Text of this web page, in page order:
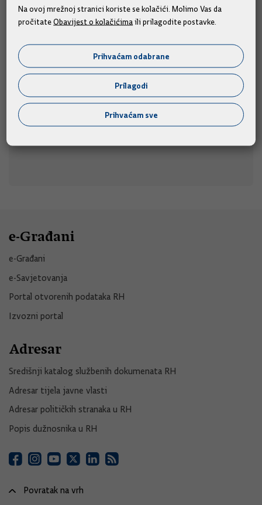
Predsjednik i članovi Vlade na obilježavanju
obljetnice "Oluje"
Predsjednik Vlade Andrej Plenković i članovi Vlade
sudjelovat će na obilježavanju Dana pobjede i
domovinske zahvalnosti, Dana hrvatskih branitelja i 31.
obljetnice Vojno-redarstvene operacije "Oluja",u
srijedu, 5. kolovoza 2026., u Kninu.
e-Građani
e-Građani
e-Savjetovanja
Portal otvorenih podataka RH
Izvozni portal
Adresar
Središnji katalog službenih dokumenata RH
Adresar tijela javne vlasti
Adresar političkih stranaka u RH
Popis dužnosnika u RH
Povratak na vrh
Na ovoj mrežnoj stranici koriste se kolačići. Molimo Vas da
pročitateObavijest o kolačićimaili prilagodite postavke.
Prihvaćam odabrane
Prilagodi
Prihvaćam sve